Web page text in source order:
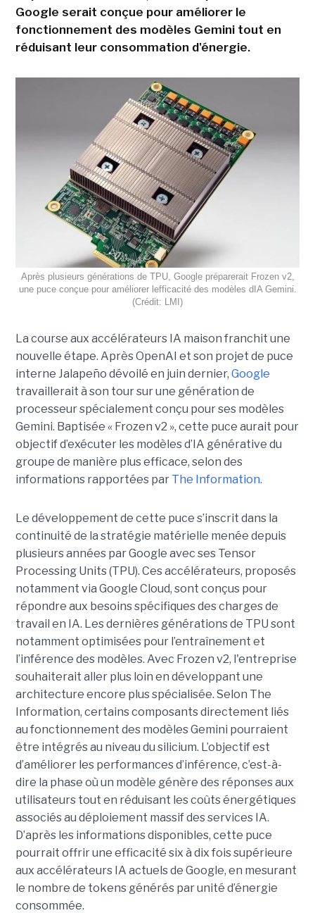
Google serait conçue pour améliorer le
fonctionnement des modèles Gemini tout en
réduisant leur consommation d'énergie.
Après plusieurs générations de TPU, Google préparerait Frozen v2,
une puce conçue pour améliorer lefficacité des modèles dIA Gemini.
(Crédit: LMI)
La course aux accélérateurs IA maison franchit une
nouvelle étape. Après OpenAI et son projet de puce
interne Jalapeño dévoilé en juin dernier, Google
travaillerait à son tour sur une génération de
processeur spécialement conçu pour ses modèles
Gemini. Baptisée « Frozen v2 », cette puce aurait pour
objectif d’exécuter les modèles d’IA générative du
groupe de manière plus efficace, selon des
informations rapportées par The Information.
Le développement de cette puce s’inscrit dans la
continuité de la stratégie matérielle menée depuis
plusieurs années par Google avec ses Tensor
Processing Units (TPU). Ces accélérateurs, proposés
notamment via Google Cloud, sont conçus pour
répondre aux besoins spécifiques des charges de
travail en IA. Les dernières générations de TPU sont
notamment optimisées pour l’entraînement et
l’inférence des modèles. Avec Frozen v2, l'entreprise
souhaiterait aller plus loin en développant une
architecture encore plus spécialisée. Selon The
Information, certains composants directement liés
au fonctionnement des modèles Gemini pourraient
être intégrés au niveau du silicium. L’objectif est
d’améliorer les performances d’inférence, c’est-à-
dire la phase où un modèle génère des réponses aux
utilisateurs tout en réduisant les coûts énergétiques
associés au déploiement massif des services IA.
D’après les informations disponibles, cette puce
pourrait offrir une efficacité six à dix fois supérieure
aux accélérateurs IA actuels de Google, en mesurant
le nombre de tokens générés par unité d’énergie
consommée.